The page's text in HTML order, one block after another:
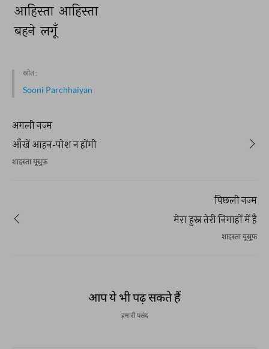
आहिस्ता आहिस्ता
बहने लगूँ
स्रोत :
Sooni Parchhaiyan
अगली नज़्म
आँखें आहन-पोश न होंगी
शाइस्ता यूसुफ़
पिछली नज़्म
मेरा हुस्न तेरी निगाहों में है
शाइस्ता यूसुफ़
आप ये भी पढ़ सकते हैं
हमारी पसंद